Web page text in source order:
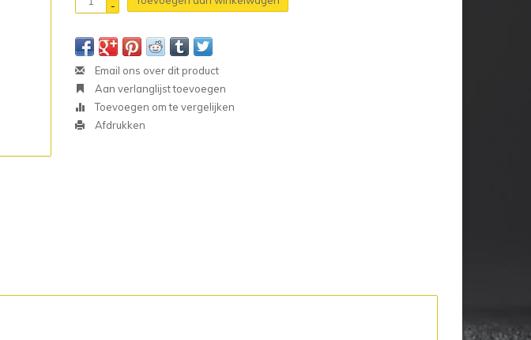
-
Email ons over dit product
Aan verlanglijst toevoegen
Toevoegen om te vergelijken
Afdrukken